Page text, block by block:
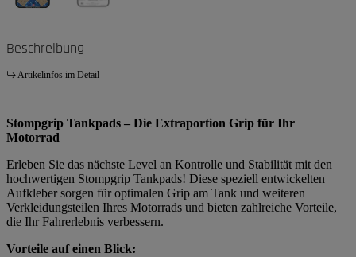
Beschreibung
Artikelinfos im Detail
Stompgrip Tankpads – Die Extraportion Grip für Ihr
Motorrad
Erleben Sie das nächste Level an Kontrolle und Stabilität mit den
hochwertigen Stompgrip Tankpads! Diese speziell entwickelten
Aufkleber sorgen für optimalen Grip am Tank und weiteren
Verkleidungsteilen Ihres Motorrads und bieten zahlreiche Vorteile,
die Ihr Fahrerlebnis verbessern.
Vorteile auf einen Blick: